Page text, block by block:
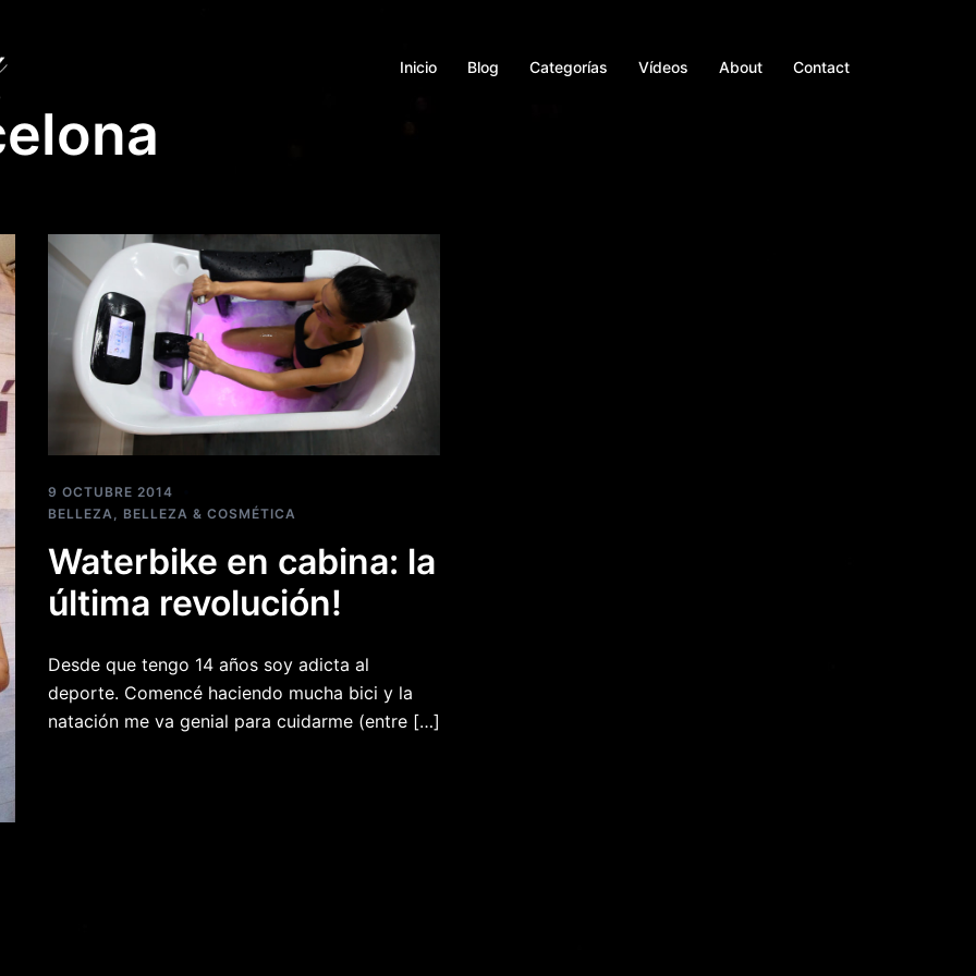
Inicio Blog Categorías Vídeos About Contact
9 OCTUBRE 2014
BELLEZA
BELLEZA & COSMÉTICA
Waterbike en cabina: la
última revolución!
Desde que tengo 14 años soy adicta al
deporte. Comencé haciendo mucha bici y la
natación me va genial para cuidarme (entre […]